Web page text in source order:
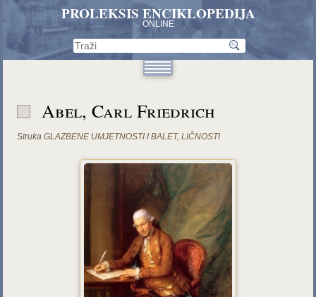
PROLEKSIS ENCIKLOPEDIJA
ONLINE
Abel, Carl Friedrich
Struka GLAZBENE UMJETNOSTI I BALET,LIČNOSTI